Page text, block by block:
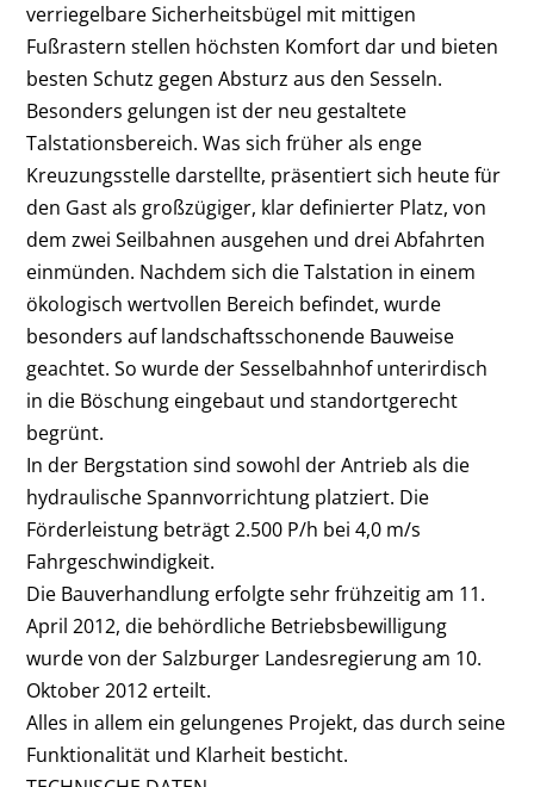
verriegelbare Sicherheitsbügel mit mittigen
Fußrastern stellen höchsten Komfort dar und bieten
besten Schutz gegen Absturz aus den Sesseln.
Besonders gelungen ist der neu gestaltete
Talstationsbereich. Was sich früher als enge
Kreuzungsstelle darstellte, präsentiert sich heute für
den Gast als großzügiger, klar definierter Platz, von
dem zwei Seilbahnen ausgehen und drei Abfahrten
einmünden. Nachdem sich die Talstation in einem
ökologisch wertvollen Bereich befindet, wurde
besonders auf landschaftsschonende Bauweise
geachtet. So wurde der Sesselbahnhof unterirdisch
in die Böschung eingebaut und standortgerecht
begrünt.
In der Bergstation sind sowohl der Antrieb als die
hydraulische Spannvorrichtung platziert. Die
Förderleistung beträgt 2.500 P/h bei 4,0 m/s
Fahrgeschwindigkeit.
Die Bauverhandlung erfolgte sehr frühzeitig am 11.
April 2012, die behördliche Betriebsbewilligung
wurde von der Salzburger Landesregierung am 10.
Oktober 2012 erteilt.
Alles in allem ein gelungenes Projekt, das durch seine
Funktionalität und Klarheit besticht.